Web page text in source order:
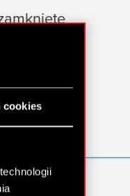
cookies
linki